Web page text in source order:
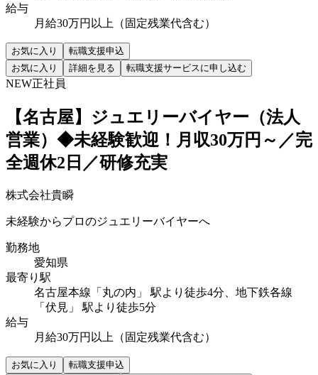
給与
月給30万円以上（固定残業代含む）
お気に入り
転職支援申込
お気に入り
詳細を見る 転職支援サービスに申し込む
NEW正社員
【名古屋】ジュエリーバイヤー（法人
営業）◆未経験歓迎！月収30万円～／完
全週休2日／研修充実
株式会社貴瞬
未経験からプロのジュエリーバイヤーへ
勤務地
愛知県
最寄り駅
名古屋本線「丸の内」 駅より徒歩4分、地下鉄各線
「伏見」 駅より徒歩5分
給与
月給30万円以上（固定残業代含む）
お気に入り
転職支援申込